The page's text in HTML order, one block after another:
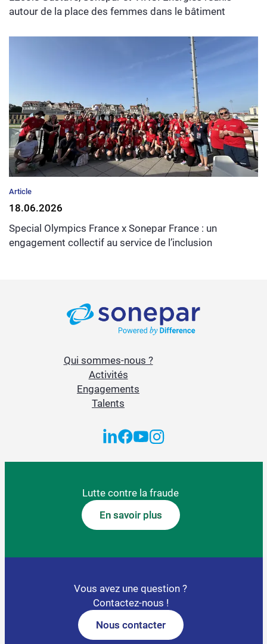
autour de la place des femmes dans le bâtiment
Article
18.06.2026
Special Olympics France x Sonepar France : un
engagement collectif au service de l’inclusion
Qui sommes-nous ?
Activités
Engagements
Talents
Lutte contre la fraude
En savoir plus
Vous avez une question ?
Contactez-nous !
Nous contacter